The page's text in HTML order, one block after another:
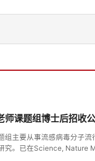
师课题组博士后招收
组主要从事流感病毒分子
究。已在Science, Nature